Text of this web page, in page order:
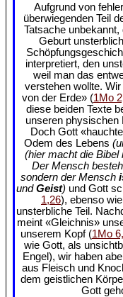
Aufgrund von
überwiegenden Teil
Tatsache unbekannt,
Geburt
interpretiert, den
weil man das
verstehen wollte.
von der Erde» (1Mo
diese beiden Texte
unseren physischen
Doch Gott
Odem des Lebens
(hier macht die Bibel
Der Mensch
sondern der Mensch
undGeist) und Gott
1,26), ebenso
unsterbliche Teil.
meint «Gleichnis»
unserem Kopf (1Mo
wie Gott, als
Engel), wir haben
aus Fleisch und
dem geistlichen
Gott